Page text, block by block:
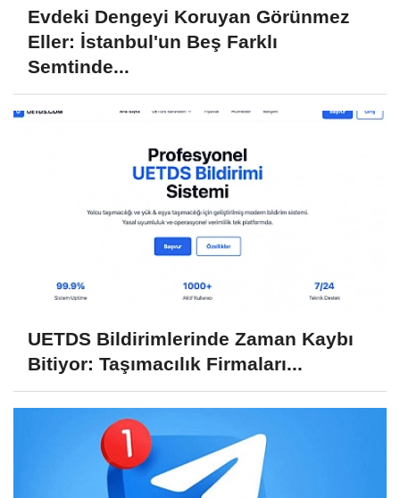
Evdeki Dengeyi Koruyan Görünmez
Eller: İstanbul'un Beş Farklı
Semtinde...
UETDS Bildirimlerinde Zaman Kaybı
Bitiyor: Taşımacılık Firmaları...